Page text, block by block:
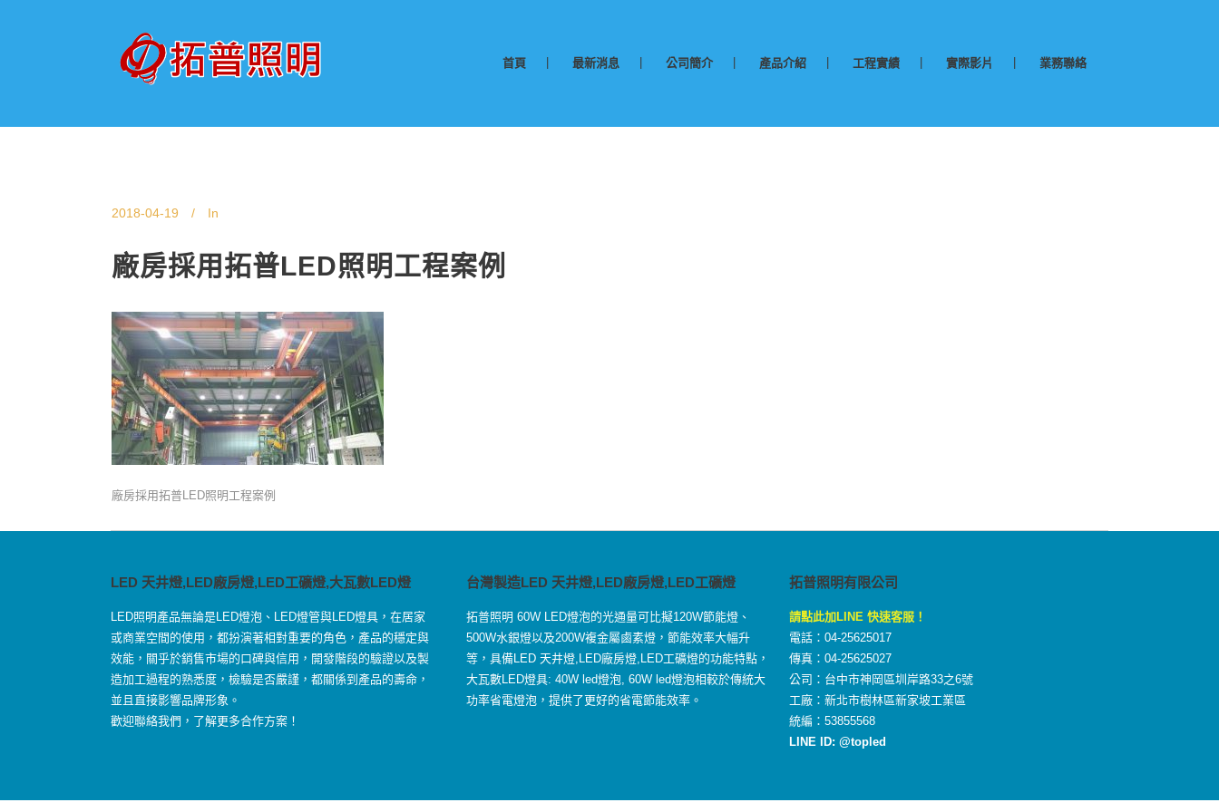
首頁 最新消息 公司簡介 產品介紹 工程實績 實際影片 業務聯絡
2018-04-19 In
廠房採用拓普LED照明工程案例
廠房採用拓普LED照明工程案例
LED 天井燈,LED廠房燈,LED工礦燈,大瓦數LED燈
LED照明產品無論是LED燈泡、LED燈管與LED燈具，在居家
或商業空間的使用，都扮演著相對重要的角色，產品的穩定與
效能，關乎於銷售市場的口碑與信用，開發階段的驗證以及製
造加工過程的熟悉度，檢驗是否嚴謹，都關係到產品的壽命，
並且直接影響品牌形象。
歡迎聯絡我們，了解更多合作方案！
台灣製造LED 天井燈,LED廠房燈,LED工礦燈
拓普照明 60W LED燈泡的光通量可比擬120W節能燈、
500W水銀燈以及200W複金屬鹵素燈，節能效率大幅升
等，具備LED 天井燈,LED廠房燈,LED工礦燈的功能特點，
大瓦數LED燈具: 40W led燈泡, 60W led燈泡相較於傳統大
功率省電燈泡，提供了更好的省電節能效率。
拓普照明有限公司
請點此加LINE 快速客服！
電話：04-25625017
傳真：04-25625027
公司：台中市神岡區圳岸路33之6號
工廠：新北市樹林區新家坡工業區
統編：53855568
LINE ID: @topled